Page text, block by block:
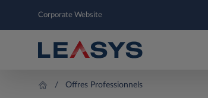
Corporate Website
Offres Professionnels